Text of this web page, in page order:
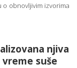
obnovljivim izvorima
njiva
suše